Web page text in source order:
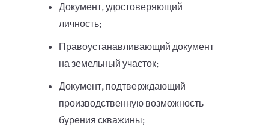
Документ, удостоверяющий
личность;
Правоустанавливающий документ
на земельный участок;
Документ, подтверждающий
производственную возможность
бурения скважины;